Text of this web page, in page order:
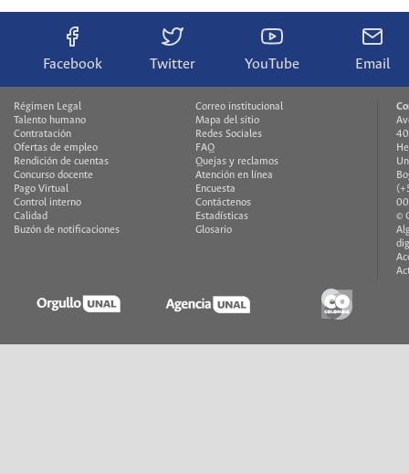
Facebook Twitter YouTube Email
Régimen Legal
Talento humano
Contratación
Ofertas de empleo
Rendición de cuentas
Concurso docente
Pago Virtual
Control interno
Calidad
Buzón de notificaciones
Correo institucional
Mapa del sitio
Redes Sociales
FAQ
Quejas y reclamos
Atención en línea
Encuesta
Contáctenos
Estadísticas
Glosario
©